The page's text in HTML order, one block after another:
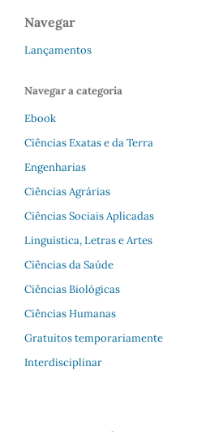
Navegar
Lançamentos
Navegar a categoria
Ebook
Ciências Exatas e da Terra
Engenharias
Ciências Agrárias
Ciências Sociais Aplicadas
Linguística, Letras e Artes
Ciências da Saúde
Ciências Biológicas
Ciências Humanas
Gratuitos temporariamente
Interdisciplinar